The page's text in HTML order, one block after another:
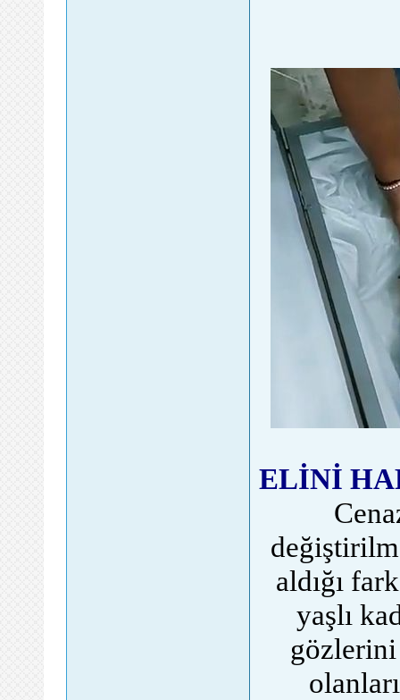
ELİNİ
aldığı
yaşlı
gözlerini